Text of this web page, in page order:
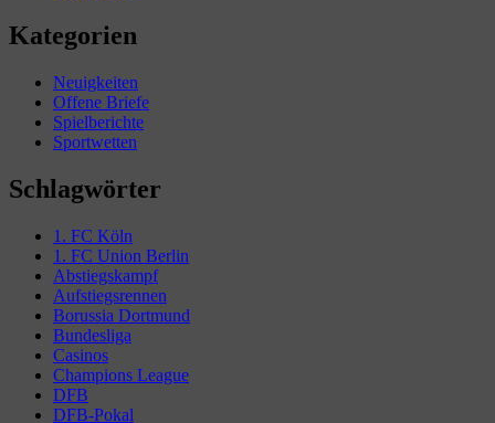
Kategorien
Neuigkeiten
Offene Briefe
Spielberichte
Sportwetten
Schlagwörter
1. FC Köln
1. FC Union Berlin
Abstiegskampf
Aufstiegsrennen
Borussia Dortmund
Bundesliga
Casinos
Champions League
DFB
DFB-Pokal